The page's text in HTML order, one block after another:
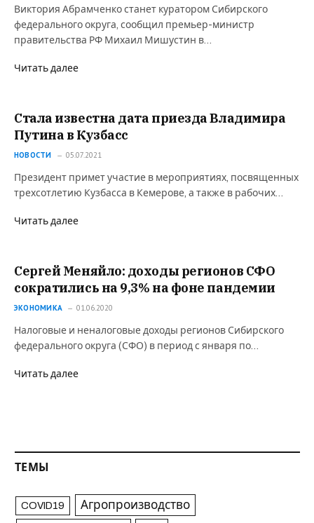
Виктория Абрамченко станет куратором Сибирского
федерального округа, сообщил премьер-министр
правительства РФ Михаил Мишустин в…
Читать далее
Стала известна дата приезда Владимира
Путина в Кузбасс
НОВОСТИ 05.07.2021
Президент примет участие в мероприятиях, посвященных
трехсотлетию Кузбасса в Кемерове, а также в рабочих…
Читать далее
Сергей Меняйло: доходы регионов СФО
сократились на 9,3% на фоне пандемии
ЭКОНОМИКА 01.06.2020
Налоговые и неналоговые доходы регионов Сибирского
федерального округа (СФО) в период с января по…
Читать далее
ТЕМЫ
COVID19 Агропроизводство